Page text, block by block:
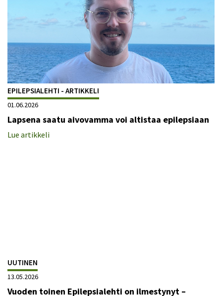
EPILEPSIALEHTI - ARTIKKELI
01.06.2026
Lapsena saatu aivovamma voi altistaa epilepsiaan
Lue artikkeli
UUTINEN
13.05.2026
Vuoden toinen Epilepsialehti on ilmestynyt –